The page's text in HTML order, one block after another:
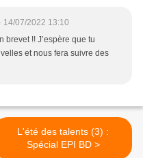
14/07/2022 13:10
brevet !! J’espère que tu
et nous fera suivre des
L'été des talents (3) :
Spécial EPI BD >